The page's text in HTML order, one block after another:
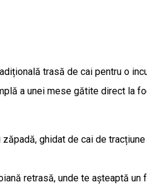
trasă de cai pentru o
a unei mese gătite direct la
zăpadă, ghidat de cai de
retrasă, unde te așteaptă